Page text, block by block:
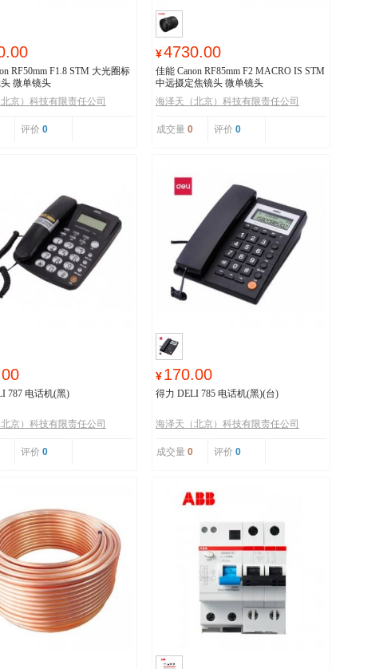
RF50mm F1.8 STM 大光圈标
微单镜头
京）科技有限责任公司
评价 0
¥4730.00
佳能 Canon RF85mm F2 MACRO IS STM
中远摄定焦镜头 微单镜头
海泽天（北京）科技有限责任公司
成交量 0 评价 0
787 电话机(黑)
京）科技有限责任公司
评价 0
¥170.00
得力 DELI 785 电话机(黑)(台)
海泽天（北京）科技有限责任公司
成交量 0 评价 0